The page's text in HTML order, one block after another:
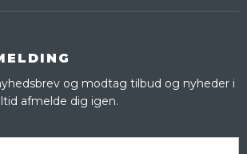
og modtag tilbud og nyheder i
afmelde dig igen.